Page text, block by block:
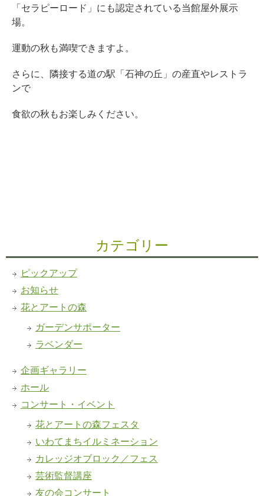
「セラピーロード」にも認定されている当館屋外展示
場。
運動の秋も満喫できますよ。
さらに、隣接する道の駅「石神の丘」の産直やレストラ
ンで
食欲の秋もお楽しみください。
カテゴリー
ピックアップ
お知らせ
花とアートの森
ガーデンサポーター
ラベンダー
企画ギャラリー
ホール
コンサート・イベント
花とアートの森フェスタ
いわてまちイルミネーション
カレッジオブロック／フェス
芸術監督講座
友の会コンサート